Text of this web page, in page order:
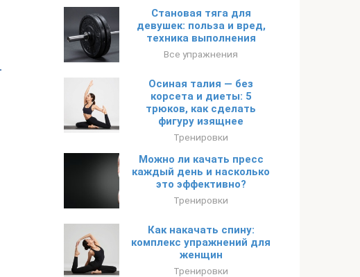
Становая тяга для
девушек: польза и вред,
техника выполнения
Все упражнения
Осиная талия — без
корсета и диеты: 5
трюков, как сделать
фигуру изящнее
Тренировки
Можно ли качать пресс
каждый день и насколько
это эффективно?
Тренировки
Как накачать спину:
комплекс упражнений для
женщин
Тренировки